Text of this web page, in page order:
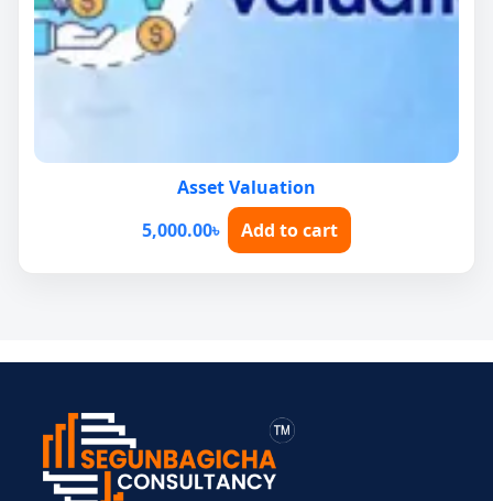
Asset Valuation
5,000.00৳ Add to cart
> ব্যক্তিগত আয়কর
> BIN সার্টিফিকেট